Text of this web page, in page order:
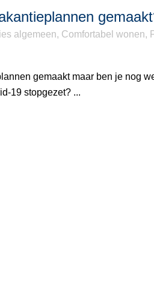
algemeen, Comfortabel wonen,
gemaakt maar ben je nog
19 stopgezet? ...